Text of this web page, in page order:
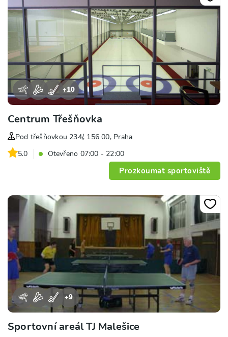
+10
Centrum Třešňovka
Pod třešňovkou 234/, 156 00, Praha
5.0
Otevřeno 07:00 - 22:00
Prozkoumat sportoviště
+9
Sportovní areál TJ Malešice